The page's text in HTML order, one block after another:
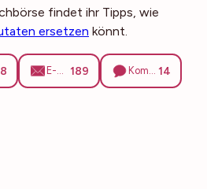
findet ihr Tipps, wie
ersetzen könnt.
8 E-Mail 189 Kommentare 14